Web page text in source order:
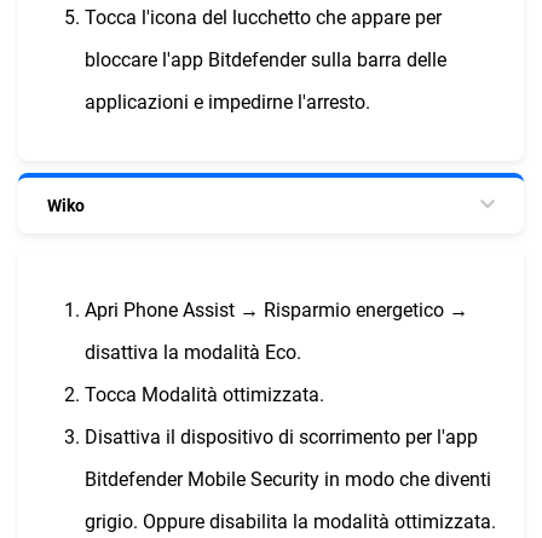
Tocca l'icona del lucchetto che appare per
bloccare l'app Bitdefender sulla barra delle
applicazioni e impedirne l'arresto.
Wiko
Apri Phone Assist → Risparmio energetico →
disattiva la modalità Eco.
Tocca Modalità ottimizzata.
Disattiva il dispositivo di scorrimento per l'app
Bitdefender Mobile Security in modo che diventi
grigio. Oppure disabilita la modalità ottimizzata.